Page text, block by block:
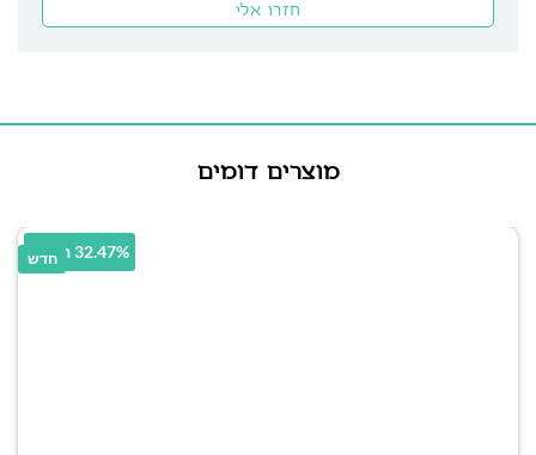
מוצרים דומים
חדש 32.47% הנחה